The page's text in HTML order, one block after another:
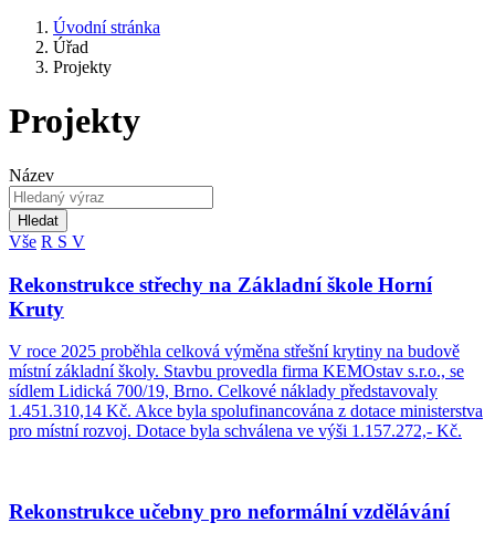
Úvodní stránka
Úřad
Projekty
Projekty
Název
Hledat
Vše R S V
Rekonstrukce střechy na Základní škole Horní
Kruty
V roce 2025 proběhla celková výměna střešní krytiny na budově
místní základní školy. Stavbu provedla firma KEMOstav s.r.o., se
sídlem Lidická 700/19, Brno. Celkové náklady představovaly
1.451.310,14 Kč. Akce byla spolufinancována z dotace ministerstva
pro místní rozvoj. Dotace byla schválena ve výši 1.157.272,- Kč.
Rekonstrukce učebny pro neformální vzdělávání